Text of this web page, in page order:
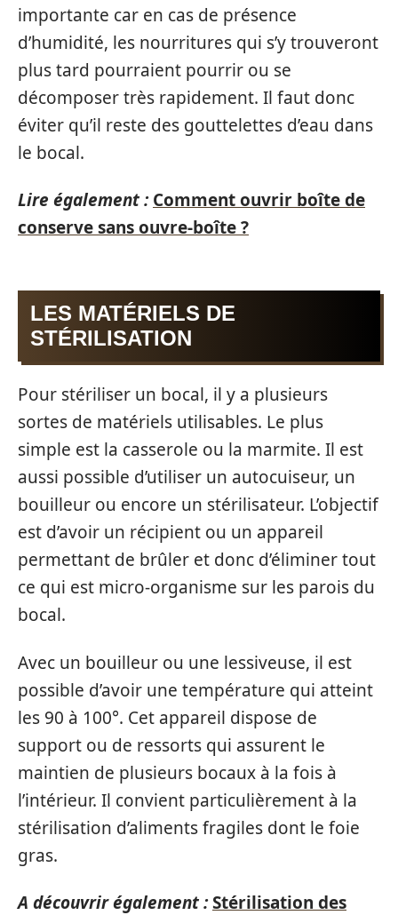
importante car en cas de présence
d’humidité, les nourritures qui s’y trouveront
plus tard pourraient pourrir ou se
décomposer très rapidement. Il faut donc
éviter qu’il reste des gouttelettes d’eau dans
le bocal.
Lire également : Comment ouvrir boîte de
conserve sans ouvre-boîte ?
LES MATÉRIELS DE
STÉRILISATION
Pour stériliser un bocal, il y a plusieurs
sortes de matériels utilisables. Le plus
simple est la casserole ou la marmite. Il est
aussi possible d’utiliser un autocuiseur, un
bouilleur ou encore un stérilisateur. L’objectif
est d’avoir un récipient ou un appareil
permettant de brûler et donc d’éliminer tout
ce qui est micro-organisme sur les parois du
bocal.
Avec un bouilleur ou une lessiveuse, il est
possible d’avoir une température qui atteint
les 90 à 100°. Cet appareil dispose de
support ou de ressorts qui assurent le
maintien de plusieurs bocaux à la fois à
l’intérieur. Il convient particulièrement à la
stérilisation d’aliments fragiles dont le foie
gras.
A découvrir également :Stérilisation des